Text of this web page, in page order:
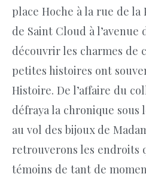
place Hoche à la rue de la
de Saint Cloud à l’avenue
découvrir les charmes de
petites histoires ont
Histoire. De l’affaire du
défraya la chronique sous
au vol des bijoux de
retrouverons les endroits
témoins de tant de